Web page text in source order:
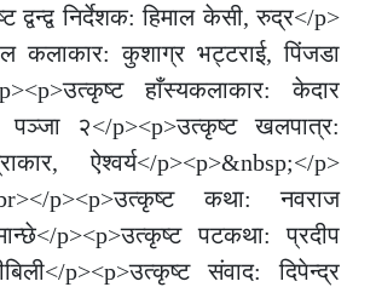
द्वन्द्व निर्देशक: हिमाल केसी, रुद्र</p>
कलाकार: कुशाग्र भट्टराई, पिंजडा
हाँस्यकलाकार: केदार
पञ्जा २</p><p>उत्कृष्ट खलपात्र:
ऐश्वर्य</p><p>&nbsp;</p>
p><p>उत्कृष्ट कथा: नवराज
p><p>उत्कृष्ट पटकथा: प्रदीप
p><p>उत्कृष्ट संवाद: दिपेन्द्र